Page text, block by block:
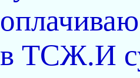
в ТСЖ.И